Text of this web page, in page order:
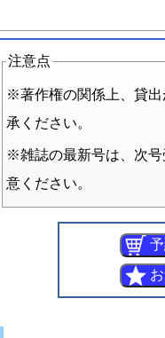
注意点
※著作権の関係上、貸出
承ください。
※雑誌の最新号は、次
意ください。